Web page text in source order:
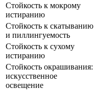
Стойкость к мокрому
истиранию
Стойкость к скатыванию
и пиллингуемость
Стойкость к сухому
истиранию
Стойкость окрашивания:
искусственное
освещение